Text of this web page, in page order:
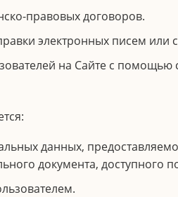
правовых договоров.
электронных писем или
на Сайте с помощью
данных,
документа,